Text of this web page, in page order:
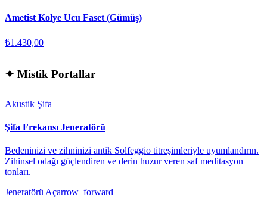
Ametist Kolye Ucu Faset (Gümüş)
₺1.430,00
✦ Mistik Portallar
Akustik Şifa
Şifa Frekansı Jeneratörü
Bedeninizi ve zihninizi antik Solfeggio titreşimleriyle uyumlandırın.
Zihinsel odağı güçlendiren ve derin huzur veren saf meditasyon
tonları.
Jeneratörü Açarrow_forward